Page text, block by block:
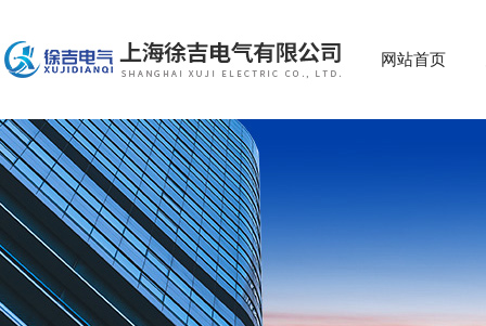
网站首页